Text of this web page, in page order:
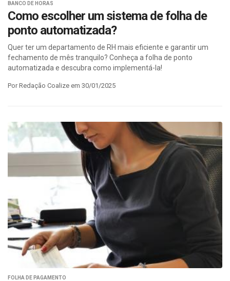
BANCO DE HORAS
Como escolher um sistema de folha de
ponto automatizada?
Quer ter um departamento de RH mais eficiente e garantir um
fechamento de mês tranquilo? Conheça a folha de ponto
automatizada e descubra como implementá-la!
Por Redação Coalize em 30/01/2025
FOLHA DE PAGAMENTO